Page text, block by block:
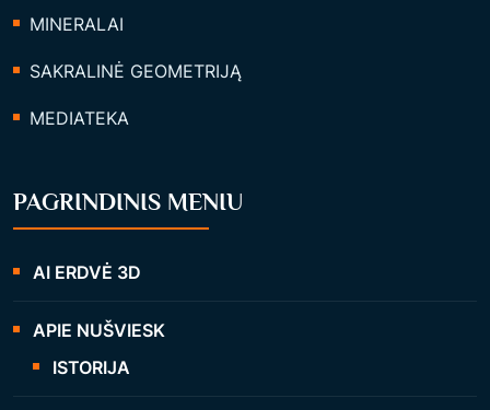
MINERALAI
SAKRALINĖ GEOMETRIJĄ
MEDIATEKA
PAGRINDINIS MENIU
AI ERDVĖ 3D
APIE NUŠVIESK
ISTORIJA